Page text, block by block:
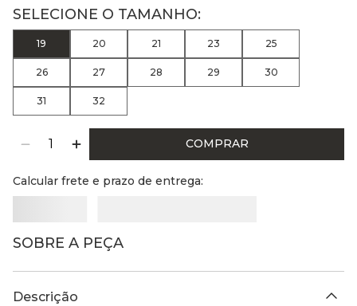
19 20 21 23 25
26 27 28 29 30
31 32
COMPRAR
Calcular frete e prazo de entrega:
SOBRE A PEÇA
Descrição